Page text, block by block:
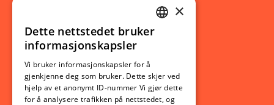
Ny student
Utveksling
Opptak
Lov- og regelverk
NORWEGIAN
×
Dette nettstedet bruker
informasjonskapsler
Vi bruker informasjonskapsler for å
gjenkjenne deg som bruker. Dette skjer ved
hjelp av et anonymt ID-nummer Vi gjør dette
for å analysere trafikken på nettstedet, og